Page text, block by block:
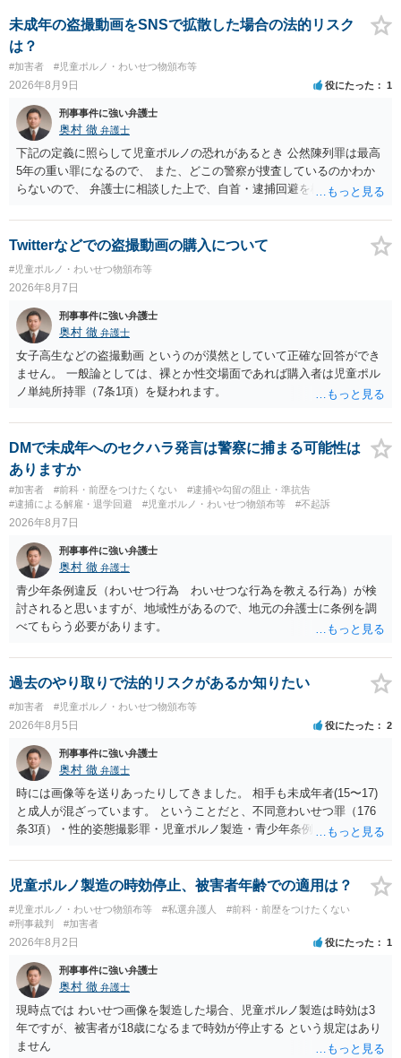
未成年の盗撮動画をSNSで拡散した場合の法的リスク
は？
#加害者 #児童ポルノ・わいせつ物頒布等
2026年8月9日 役にたった 1
刑事事件に強い弁護士
奥村 徹 弁護士
下記の定義に照らして児童ポルノの恐れがあるとき 公然陳列罪は最高
5年の重い罪になるので、 また、どこの警察が捜査しているのかわか
らないので、 弁護士に相談した上で、自首・逮捕回避を検討して下さ
童の性的な部位（性器等若しくはその周辺部、臀でん部又は胸部をい
う。）が露出され又は強調されているものであり、かつ、性欲を興奮
Twitterなどでの盗撮動画の購入について
#児童ポルノ・わいせつ物頒布等
2026年8月7日
刑事事件に強い弁護士
奥村 徹 弁護士
女子高生などの盗撮動画 というのが漠然としていて正確な回答ができ
ません。 一般論としては、裸とか性交場面であれば購入者は児童ポル
ノ単純所持罪（7条1項）を疑われます。
DMで未成年へのセクハラ発言は警察に捕まる可能性は
ありますか
#加害者 #前科・前歴をつけたくない
#逮捕や勾留の阻止・準抗告
#逮捕による解雇・退学回避
#児童ポルノ・わいせつ物頒布等 #不起訴
2026年8月7日
刑事事件に強い弁護士
奥村 徹 弁護士
青少年条例違反（わいせつ行為 わいせつな行為を教える行為）が検
討されると思いますが、地域性があるので、地元の弁護士に条例を調
べてもらう必要があります。
過去のやり取りで法的リスクがあるか知りたい
#加害者 #児童ポルノ・わいせつ物頒布等
2026年8月5日 役にたった 2
刑事事件に強い弁護士
奥村 徹 弁護士
時には画像等を送りあったりしてきました。 相手も未成年者(15〜17)
と成人が混ざっています。 ということだと、不同意わいせつ罪（176
条3項）・性的姿態撮影罪・児童ポルノ製造・青少年条例違反（わいせ
で、警察にバレれば、それなりの捜査を受けるでしょう。
児童ポルノ製造の時効停止、被害者年齢での適用は？
#児童ポルノ・わいせつ物頒布等 #私選弁護人
#前科・前歴をつけたくない
#刑事裁判
#加害者
2026年8月2日 役にたった 1
刑事事件に強い弁護士
奥村 徹 弁護士
現時点では わいせつ画像を製造した場合、児童ポルノ製造は時効は3
年ですが、被害者が18歳になるまで時効が停止する という規定はあり
ません